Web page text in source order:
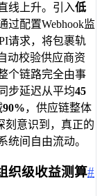
线上升。引入低
过配置Webhook监
请求，将包裹轨
动校验供应商资
个链路完全由事
步延迟从平均45
90%，供应链整体
刻意识到，真正的
统间自由流动。
织级收益测算#